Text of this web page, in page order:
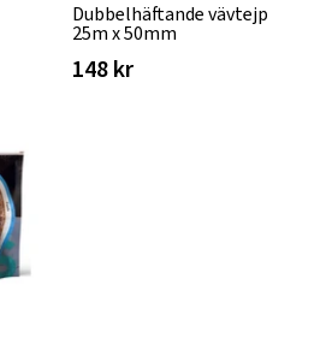
Dubbelhäftande vävtejp
25m x 50mm
148 kr